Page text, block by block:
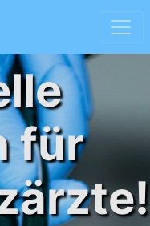
für